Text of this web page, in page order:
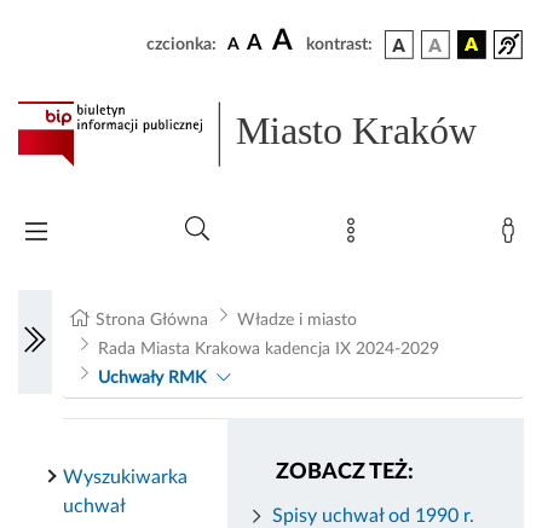
czcionka: A A A kontrast:
Miasto Kraków
Strona Główna
Władze i miasto
Rada Miasta Krakowa kadencja IX 2024-2029
Uchwały RMK
ZOBACZ TEŻ:
Spisy uchwał od 1990 r.
Wyszukiwarka
uchwał